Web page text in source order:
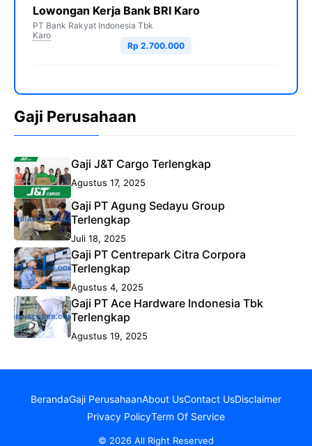
Lowongan Kerja Bank BRI Karo
PT Bank Rakyat Indonesia Tbk
Karo
Rp 2.700.000
Gaji Perusahaan
Gaji J&T Cargo Terlengkap
Agustus 17, 2025
Gaji PT Agung Sedayu Group
Terlengkap
Juli 18, 2025
Gaji PT Centrepark Citra Corpora
Terlengkap
Agustus 4, 2025
Gaji PT Ace Hardware Indonesia Tbk
Terlengkap
Agustus 19, 2025
BerandaGaji PerusahaanAbout UsContact UsDisclaimer
Privacy PolicyTerm Of Service
© 2026 All Right Reserved